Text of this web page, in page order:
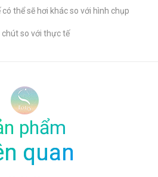
thể sẽ hơi khác so với hình chụp
so với thực tế
phẩm
quan